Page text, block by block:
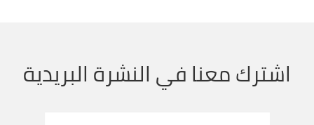
اشترك معنا في النشرة البريدية